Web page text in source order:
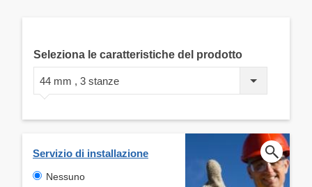
Seleziona le caratteristiche del prodotto
44 mm , 3 stanze
Servizio di installazione
Nessuno